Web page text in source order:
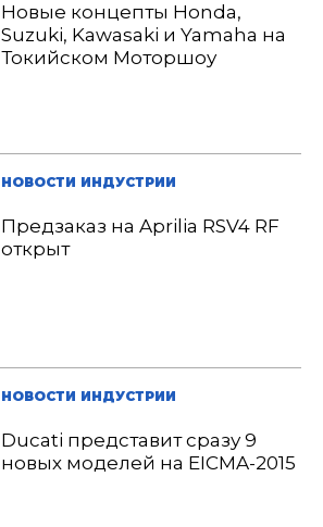
Новые концепты Honda,
Suzuki, Kawasaki и Yamaha на
Токийском Моторшоу
НОВОСТИ ИНДУСТРИИ
Предзаказ на Aprilia RSV4 RF
открыт
НОВОСТИ ИНДУСТРИИ
Ducati представит сразу 9
новых моделей на EICMA-2015